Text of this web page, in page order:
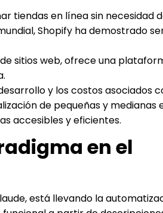
tiendas en línea sin necesidad
Shopify ha demostrado
sitios web, ofrece una
y los costos asociados
de pequeñas y medianas
accesibles y eficientes.
en el
está llevando la